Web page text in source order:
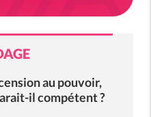
au pouvoir,
il compétent ?